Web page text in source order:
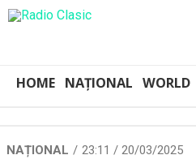
HOME NAȚIONAL WORLD
NAȚIONAL 23:11 / 20/03/2025